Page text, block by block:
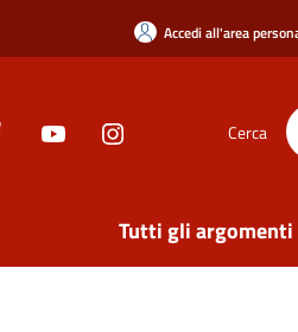
Accedi all'area
Cerca
Tutti gli argomenti